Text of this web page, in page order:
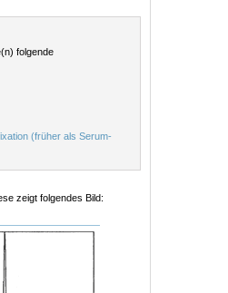
folgende
(früher als Serum-
zeigt folgendes Bild: